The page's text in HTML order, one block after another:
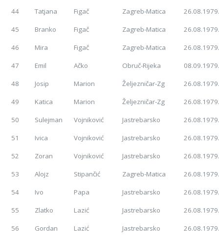
44 Tatjana Figač Zagreb-Matica
45 Branko Figač Zagreb-Matica
46 Mira Figač Zagreb-Matica
47 Emil Ačko Obruč-Rijeka
48 Josip Marion Željezničar-Zg
49 Katica Marion Željezničar-Zg
50 Sulejman Vojniković Jastrebarsko
51 Ivica Vojniković Jastrebarsko
52 Zoran Vojniković Jastrebarsko
53 Alojz Stipančić Zagreb-Matica
54 Ivo Papa Jastrebarsko
55 Zlatko Lazić Jastrebarsko
56 Gordan Lazić Jastrebarsko